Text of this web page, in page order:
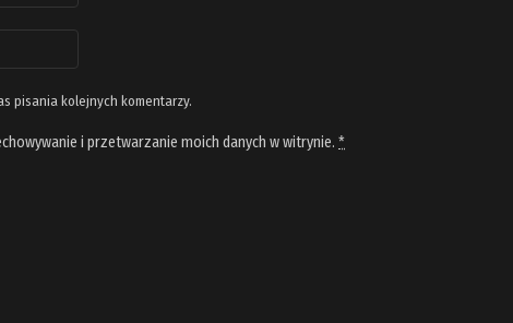
pisania kolejnych komentarzy.
i przetwarzanie moich danych w witrynie. *